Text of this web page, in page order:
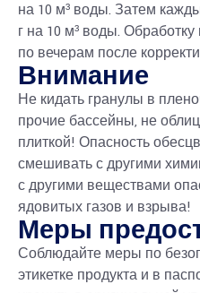
на 10 м³ воды. Затем
г на 10 м³ воды.
по вечерам после
Внимание
Не кидать гранулы в
прочие бассейны, не
плиткой! Опасность
смешивать с другими
с другими веществами
ядовитых газов и взрыва!
Меры
Соблюдайте меры по
этикетке продукта и в